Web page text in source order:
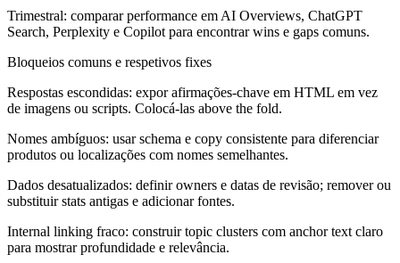
Trimestral: comparar performance em AI Overviews, ChatGPT
Search, Perplexity e Copilot para encontrar wins e gaps comuns.
Bloqueios comuns e respetivos fixes
Respostas escondidas: expor afirmações-chave em HTML em vez
de imagens ou scripts. Colocá-las above the fold.
Nomes ambíguos: usar schema e copy consistente para diferenciar
produtos ou localizações com nomes semelhantes.
Dados desatualizados: definir owners e datas de revisão; remover ou
substituir stats antigas e adicionar fontes.
Internal linking fraco: construir topic clusters com anchor text claro
para mostrar profundidade e relevância.